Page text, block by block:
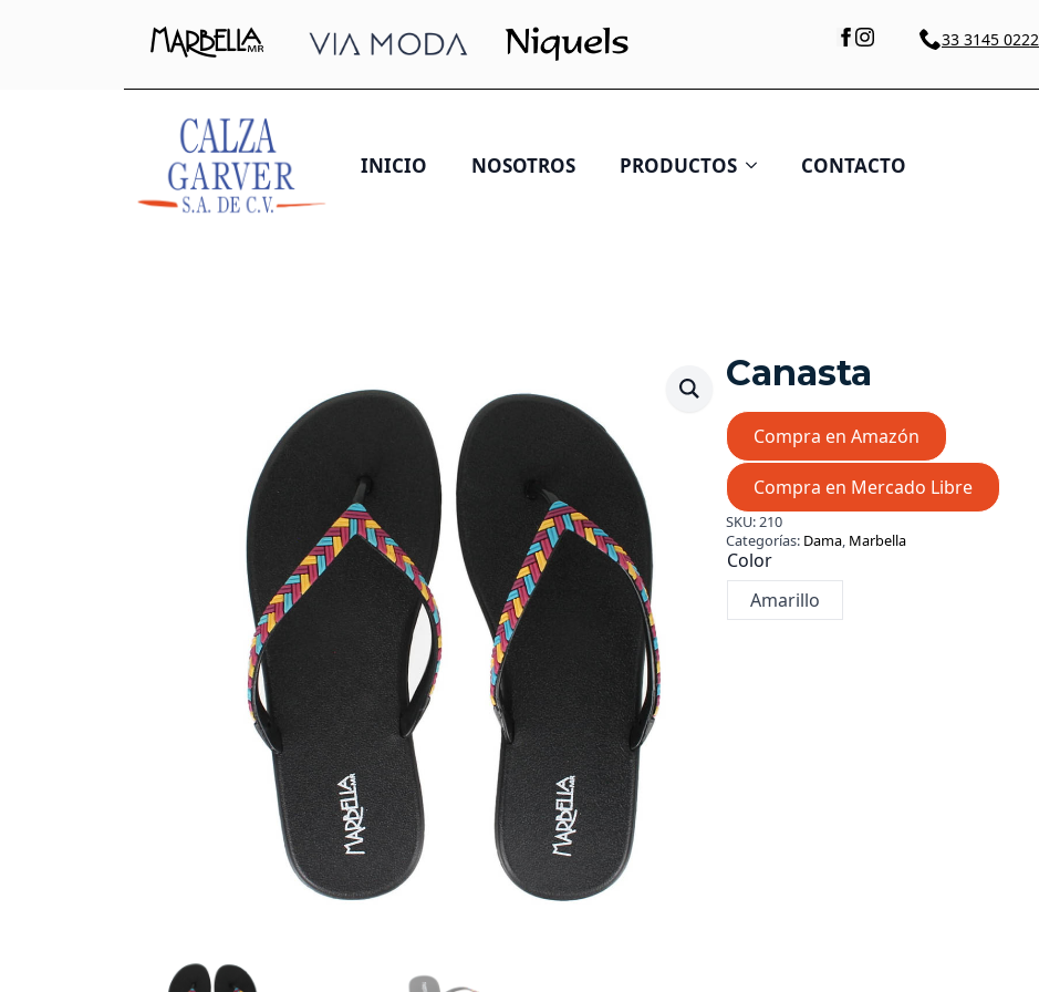
33 3145 0222
INICIO NOSOTROS PRODUCTOS CONTACTO
Canasta
Compra en Amazón
Compra en Mercado Libre
SKU:210
Categorías: Dama, Marbella
Color
Amarillo